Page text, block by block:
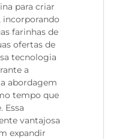
para criar
incorporando
farinhas de
ofertas de
tecnologia
a
abordagem
tempo que
Essa
vantajosa
expandir